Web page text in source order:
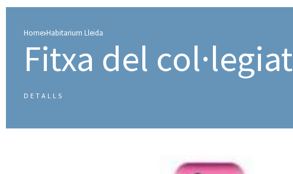
Home Habitarium Lleida
Fitxa del col·legiat ​
DETALLS